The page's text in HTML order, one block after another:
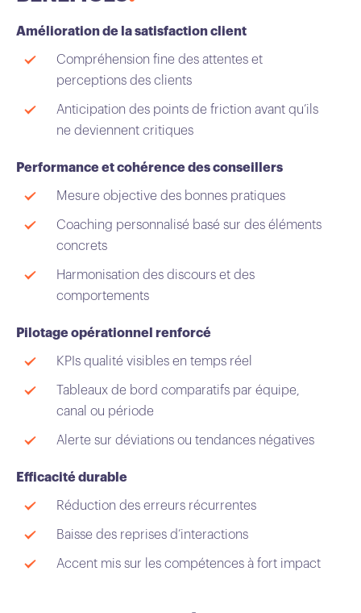
Amélioration de la satisfaction client
Compréhension fine des attentes et
perceptions des clients
Anticipation des points de friction avant qu’ils
ne deviennent critiques
Performance et cohérence des conseillers
Mesure objective des bonnes pratiques
Coaching personnalisé basé sur des éléments
concrets
Harmonisation des discours et des
comportements
Pilotage opérationnel renforcé
KPIs qualité visibles en temps réel
Tableaux de bord comparatifs par équipe,
canal ou période
Alerte sur déviations ou tendances négatives
Efficacité durable
Réduction des erreurs récurrentes
Baisse des reprises d’interactions
Accent mis sur les compétences à fort impact